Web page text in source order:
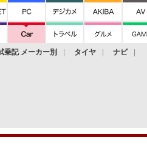
乗記 メーカー別 タイヤ ナビ